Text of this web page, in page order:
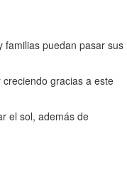
familias puedan pasar sus
gracias a este
el sol, además de